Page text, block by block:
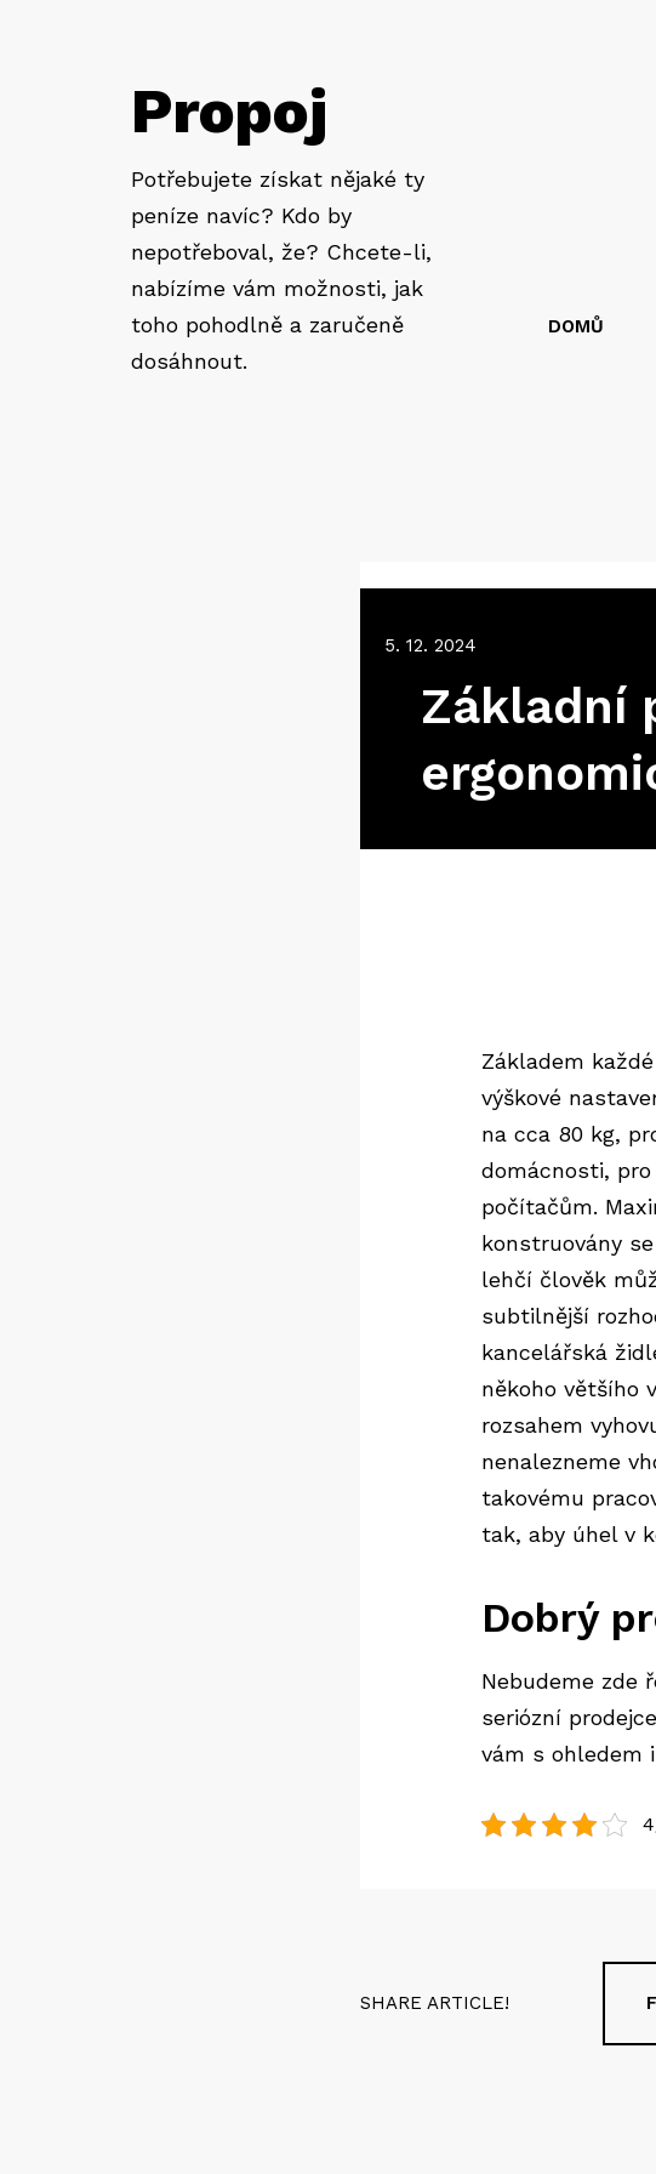
Propoj
Potřebujete získat nějaké ty
peníze navíc? Kdo by
nepotřeboval, že? Chcete-li,
nabízíme vám možnosti, jak
toho pohodlně a zaručeně
dosáhnout.
DOMŮ
5. 12. 2024
Základní
Základem
výškové
na cca 80 kg,
domácnosti,
počítačům.
konstruovány
lehčí člověk
subtilnější
kancelářská
někoho většího
rozsahem
nenalezneme
takovému
tak, aby úhel v
Dobrý
Nebudeme zde
seriózní
vám s ohledem
SHARE ARTICLE!